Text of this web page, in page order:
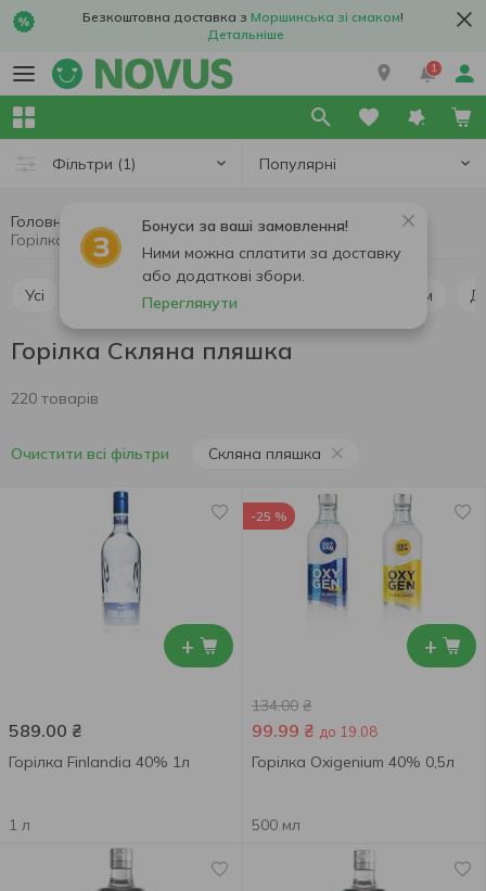
Безкоштовна доставка з Моршинська зі смаком!
Детальніше
1
Фільтри (1) Популярні
Бонуси за ваші замовлення!
Ними можна сплатити за доставку
або додаткові збори.
Переглянути
Головна Алкоголь Міцний алкоголь
Горілка
Горілка Скляна пляшка
Усі Ром
Горілка Скляна пляшка
220 товарів
Очистити всі фільтри Скляна пляшка
+
589.00 ₴
Горілка Finlandia 40% 1л
1 л
+
-25 %
134.00 ₴
99.99 ₴ до 19.08
Горілка Oxigenium 40% 0,5л
500 мл